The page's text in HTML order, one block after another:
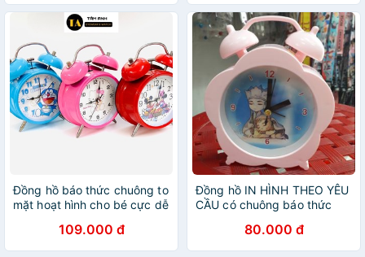
Đồng hồ báo thức chuông to
mặt hoạt hình cho bé cực dễ
109.000 đ
Đồng hồ IN HÌNH THEO YÊU
CẦU có chuông báo thức
80.000 đ